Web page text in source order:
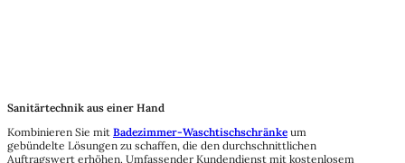
Sanitärtechnik aus einer Hand
Kombinieren Sie mit Badezimmer-Waschtischschränke um
gebündelte Lösungen zu schaffen, die den durchschnittlichen
Auftragswert erhöhen. Umfassender Kundendienst mit kostenlosem